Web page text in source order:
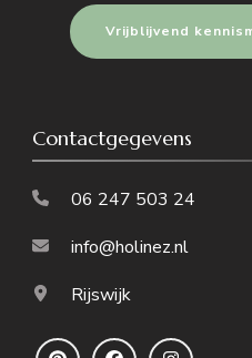
Vrijblijvend
Contactgegevens
06 247 503 24
info@holinez.nl
Rijswijk